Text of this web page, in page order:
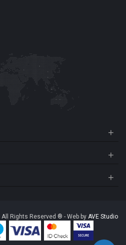
+
+
+
All Rights Reserved ® - Web by AVE Studio